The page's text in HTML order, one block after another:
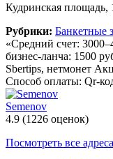
Кудринская площадь,
Рубрики: Банкетные
«Средний счет:
бизнес-ланча: 1500
Sbertips, нетмонет
Способ оплаты: Qr-
Semenov
4.9 (1226 оценок)
Посмотреть все адреса